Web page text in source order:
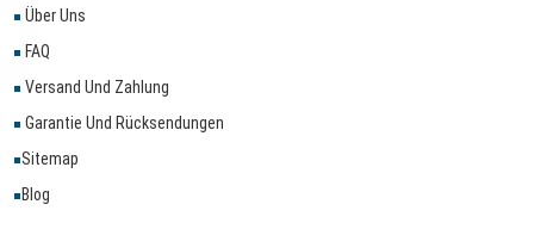
Über Uns
FAQ
Versand Und Zahlung
Garantie Und Rücksendungen
Sitemap
Blog